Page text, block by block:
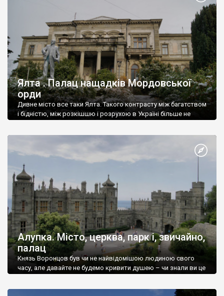
Ялта . Палац нащадків Мордовської
орди
Дивне місто все таки Ялта. Такого контрасту між багатством
і бідністю, між розкішшю і розрухою в Україні більше не
Алупка. Місто, церква, парк і, звичайно,
палац
Князь Воронцов був чи не найвідомішою людиною свого
часу, але давайте не будемо кривити душею – чи знали ви це